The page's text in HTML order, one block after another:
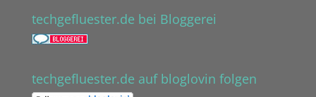
techgefluester.de bei Bloggerei
techgefluester.de auf bloglovin folgen